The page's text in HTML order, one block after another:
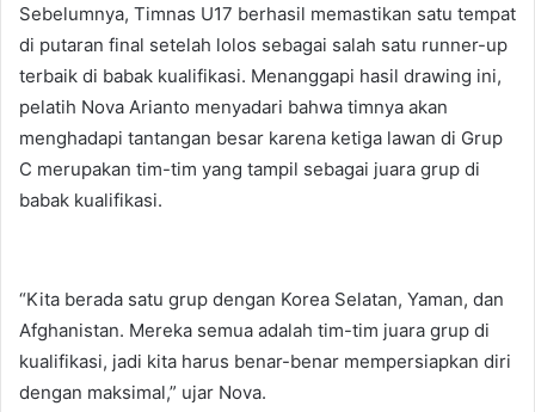
Sebelumnya, Timnas U17 berhasil memastikan satu tempat
di putaran final setelah lolos sebagai salah satu runner-up
terbaik di babak kualifikasi. Menanggapi hasil drawing ini,
pelatih Nova Arianto menyadari bahwa timnya akan
menghadapi tantangan besar karena ketiga lawan di Grup
C merupakan tim-tim yang tampil sebagai juara grup di
babak kualifikasi.
“Kita berada satu grup dengan Korea Selatan, Yaman, dan
Afghanistan. Mereka semua adalah tim-tim juara grup di
kualifikasi, jadi kita harus benar-benar mempersiapkan diri
dengan maksimal,” ujar Nova.